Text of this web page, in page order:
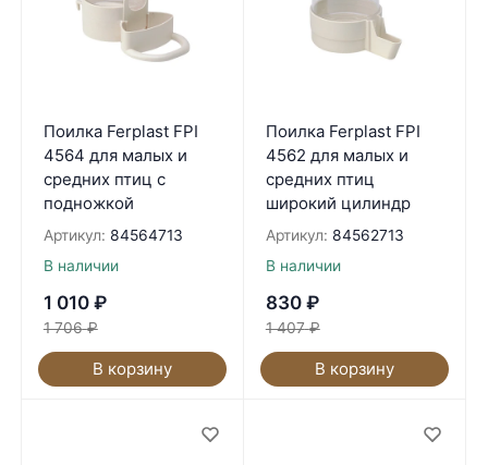
Поилка Ferplast FPI
4564 для малых и
средних птиц с
подножкой
Артикул: 84564713
В наличии
1 010 ₽
1 706 ₽
В корзину
Поилка Ferplast FPI
4562 для малых и
средних птиц
широкий цилиндр
Артикул: 84562713
В наличии
830 ₽
1 407 ₽
В корзину